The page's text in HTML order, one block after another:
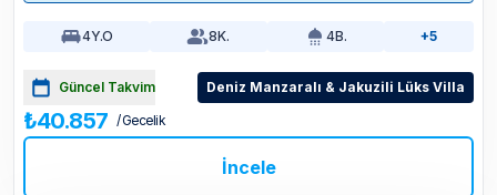
4Y.O 8K. 4B. +5
Güncel Takvim Deniz Manzaralı & Jakuzili Lüks Villa
₺40.857 / Gecelik
İncele